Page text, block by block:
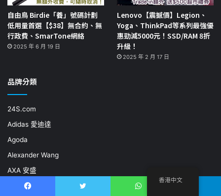
自由鳥 Birdie「養」號碼計劃
低用量首選【$38】無合約、無
行政費、SmarTone網絡
2025 年 6 月 19 日
Lenovo【震撼價】Legion、
Yoga、ThinkPad等系列最強優
惠勁減5000元！SSD/RAM 8折
升級！
2025 年 2 月 17 日
品牌分類
24S.com
Adidas 愛迪達
Agoda
Alexander Wang
AXA 安盛
ARMANI beauty
香港中文